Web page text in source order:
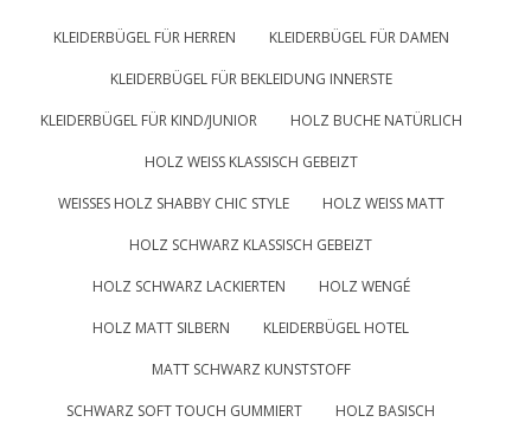
KLEIDERBÜGEL FÜR HERREN KLEIDERBÜGEL FÜR DAMEN
KLEIDERBÜGEL FÜR BEKLEIDUNG INNERSTE
KLEIDERBÜGEL FÜR KIND/JUNIOR HOLZ BUCHE NATÜRLICH
HOLZ WEISS KLASSISCH GEBEIZT
WEISSES HOLZ SHABBY CHIC STYLE HOLZ WEISS MATT
HOLZ SCHWARZ KLASSISCH GEBEIZT
HOLZ SCHWARZ LACKIERTEN HOLZ WENGÉ
HOLZ MATT SILBERN KLEIDERBÜGEL HOTEL
MATT SCHWARZ KUNSTSTOFF
SCHWARZ SOFT TOUCH GUMMIERT HOLZ BASISCH